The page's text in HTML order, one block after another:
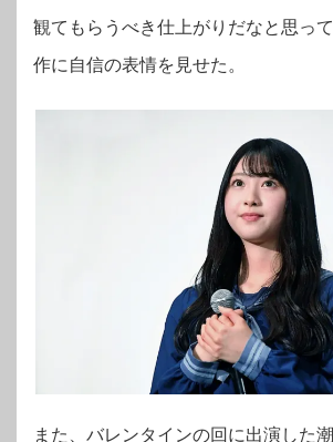
観てもらうべき仕上がりだなと思っ
作に自信の表情を見せた。
また、バレンタインの回に出演した